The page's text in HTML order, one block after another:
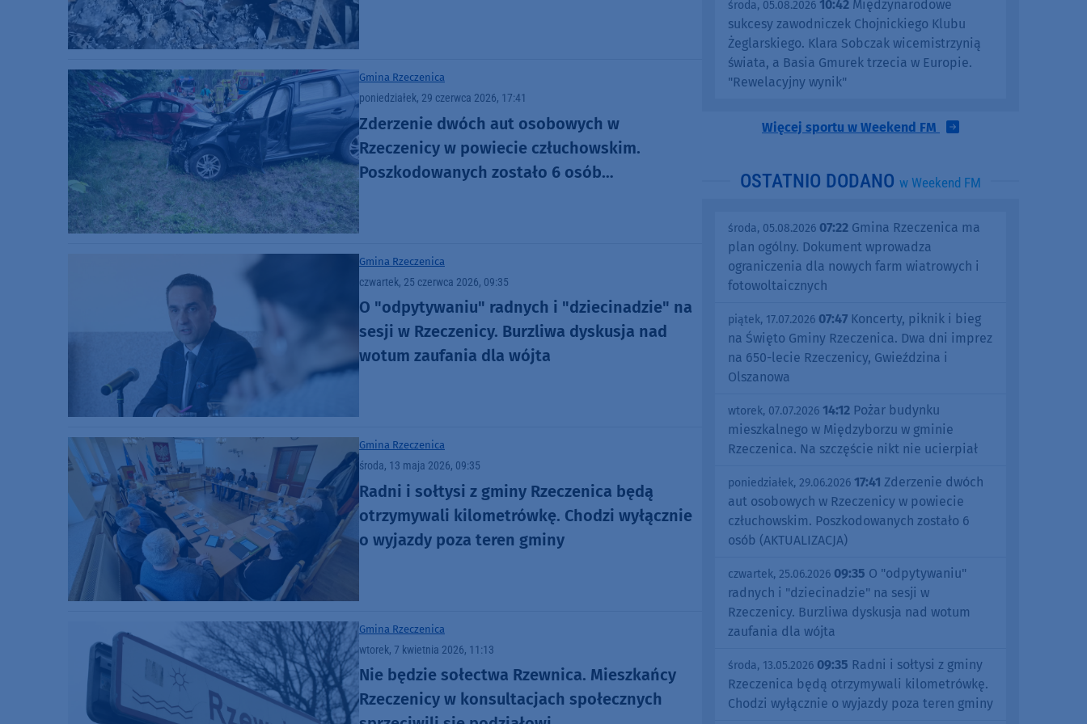
Gmina Rzeczenica
poniedziałek, 29 czerwca 2026, 17:41
Zderzenie dwóch aut osobowych w
Rzeczenicy w powiecie człuchowskim.
Poszkodowanych zostało 6 osób
Gmina Rzeczenica
czwartek, 25 czerwca 2026, 09:35
O "odpytywaniu" radnych i "dziecinadzie" na
sesji w Rzeczenicy. Burzliwa dyskusja nad
wotum zaufania dla wójta
Gmina Rzeczenica
środa, 13 maja 2026, 09:35
Radni i sołtysi z gminy Rzeczenica będą
otrzymywali kilometrówkę. Chodzi wyłącznie
o wyjazdy poza teren gminy
Gmina Rzeczenica
wtorek, 7 kwietnia 2026, 11:13
Nie będzie sołectwa Rzewnica. Mieszkańcy
Rzeczenicy w konsultacjach społecznych
środa, 05.08.2026 10:42 Międzynarodowe
sukcesy zawodniczek Chojnickiego Klubu
Żeglarskiego. Klara Sobczak wicemistrzynią
świata, a Basia Gmurek trzecia w Europie.
"Rewelacyjny wynik"
Więcej sportu w Weekend FM
OSTATNIO DODANO w Weekend FM
środa, 05.08.2026 07:22 Gmina Rzeczenica ma
plan ogólny. Dokument wprowadza
ograniczenia dla nowych farm wiatrowych i
fotowoltaicznych
piątek, 17.07.2026 07:47 Koncerty, piknik i bieg
na Święto Gminy Rzeczenica. Dwa dni imprez
na 650-lecie Rzeczenicy, Gwieździna i
Olszanowa
wtorek, 07.07.2026 14:12 Pożar budynku
mieszkalnego w Międzyborzu w gminie
Rzeczenica. Na szczęście nikt nie ucierpiał
poniedziałek, 29.06.2026 17:41 Zderzenie dwóch
aut osobowych w Rzeczenicy w powiecie
człuchowskim. Poszkodowanych zostało 6
osób (AKTUALIZACJA)
czwartek, 25.06.2026 09:35 O "odpytywaniu"
radnych i "dziecinadzie" na sesji w
Rzeczenicy. Burzliwa dyskusja nad wotum
zaufania dla wójta
środa, 13.05.2026 09:35 Radni i sołtysi z gminy
Rzeczenica będą otrzymywali kilometrówkę.
Chodzi wyłącznie o wyjazdy poza teren gminy